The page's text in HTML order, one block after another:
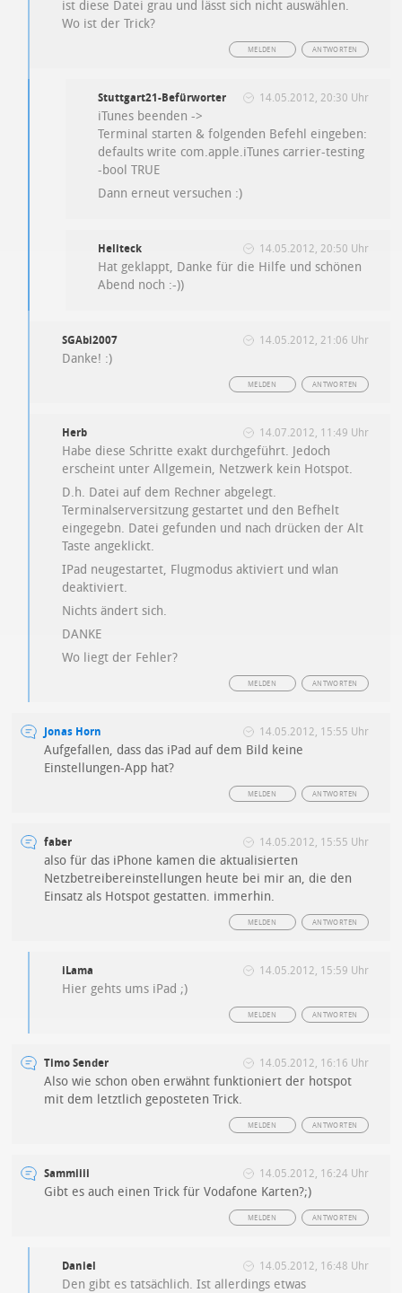
ist diese Datei grau und lässt sich nicht auswählen.
Wo ist der Trick?
ANTWORTEN
MELDEN
Stuttgart21-Befürworter 14.05.2012, 20:30 Uhr
iTunes beenden ->
Terminal starten & folgenden Befehl eingeben:
defaults write com.apple.iTunes carrier-testing
-bool TRUE
Dann erneut versuchen :)
Heliteck 14.05.2012, 20:50 Uhr
Hat geklappt, Danke für die Hilfe und schönen
Abend noch :-))
SGAbi2007 14.05.2012, 21:06 Uhr
Danke! :)
ANTWORTEN
MELDEN
Herb 14.07.2012, 11:49 Uhr
Habe diese Schritte exakt durchgeführt. Jedoch
erscheint unter Allgemein, Netzwerk kein Hotspot.
D.h. Datei auf dem Rechner abgelegt.
Terminalserversitzung gestartet und den Befhelt
eingegebn. Datei gefunden und nach drücken der Alt
Taste angeklickt.
IPad neugestartet, Flugmodus aktiviert und wlan
deaktiviert.
Nichts ändert sich.
DANKE
Wo liegt der Fehler?
ANTWORTEN
MELDEN
Jonas Horn 14.05.2012, 15:55 Uhr
Aufgefallen, dass das iPad auf dem Bild keine
Einstellungen-App hat?
ANTWORTEN
MELDEN
faber 14.05.2012, 15:55 Uhr
also für das iPhone kamen die aktualisierten
Netzbetreibereinstellungen heute bei mir an, die den
Einsatz als Hotspot gestatten. immerhin.
ANTWORTEN
MELDEN
iLama 14.05.2012, 15:59 Uhr
Hier gehts ums iPad ;)
ANTWORTEN
MELDEN
Timo Sender 14.05.2012, 16:16 Uhr
Also wie schon oben erwähnt funktioniert der hotspot
mit dem letztlich geposteten Trick.
ANTWORTEN
MELDEN
Sammiiii 14.05.2012, 16:24 Uhr
Gibt es auch einen Trick für Vodafone Karten?;)
ANTWORTEN
MELDEN
Daniel 14.05.2012, 16:48 Uhr
Den gibt es tatsächlich. Ist allerdings etwas